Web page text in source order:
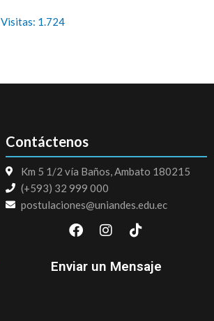
Visitas: 1.724
Contáctenos
Km 5 1/2 vía Baños, Ambato 180215
(+593) 32 999 000
postulaciones@uniandes.edu.ec
F
a
e
I
n
t
T
i
t
Enviar un Mensaje